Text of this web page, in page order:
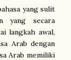
yang sulit
yang secara
langkah awal,
Arab dengan
Arab memiliki